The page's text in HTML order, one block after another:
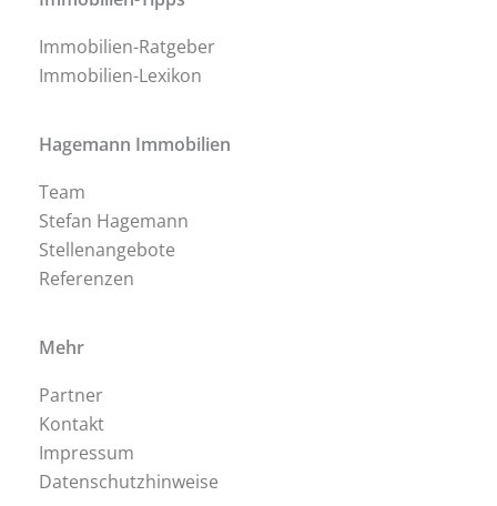
Immobilien-Ratgeber
Immobilien-Lexikon
Hagemann Immobilien
Team
Stefan Hagemann
Stellenangebote
Referenzen
Mehr
Partner
Kontakt
Impressum
Datenschutzhinweise